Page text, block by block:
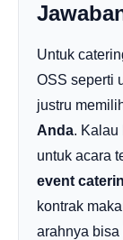
Untuk
OSS seperti
justru
Anda. Kalau
untuk acara
event
kontrak
arahnya bisa